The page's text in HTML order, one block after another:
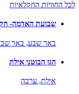
לכל החוויות החקלאיות
שבועת האדמה-
באר שבע, באר
הגן הבוטני אילת
אילת, ערבה